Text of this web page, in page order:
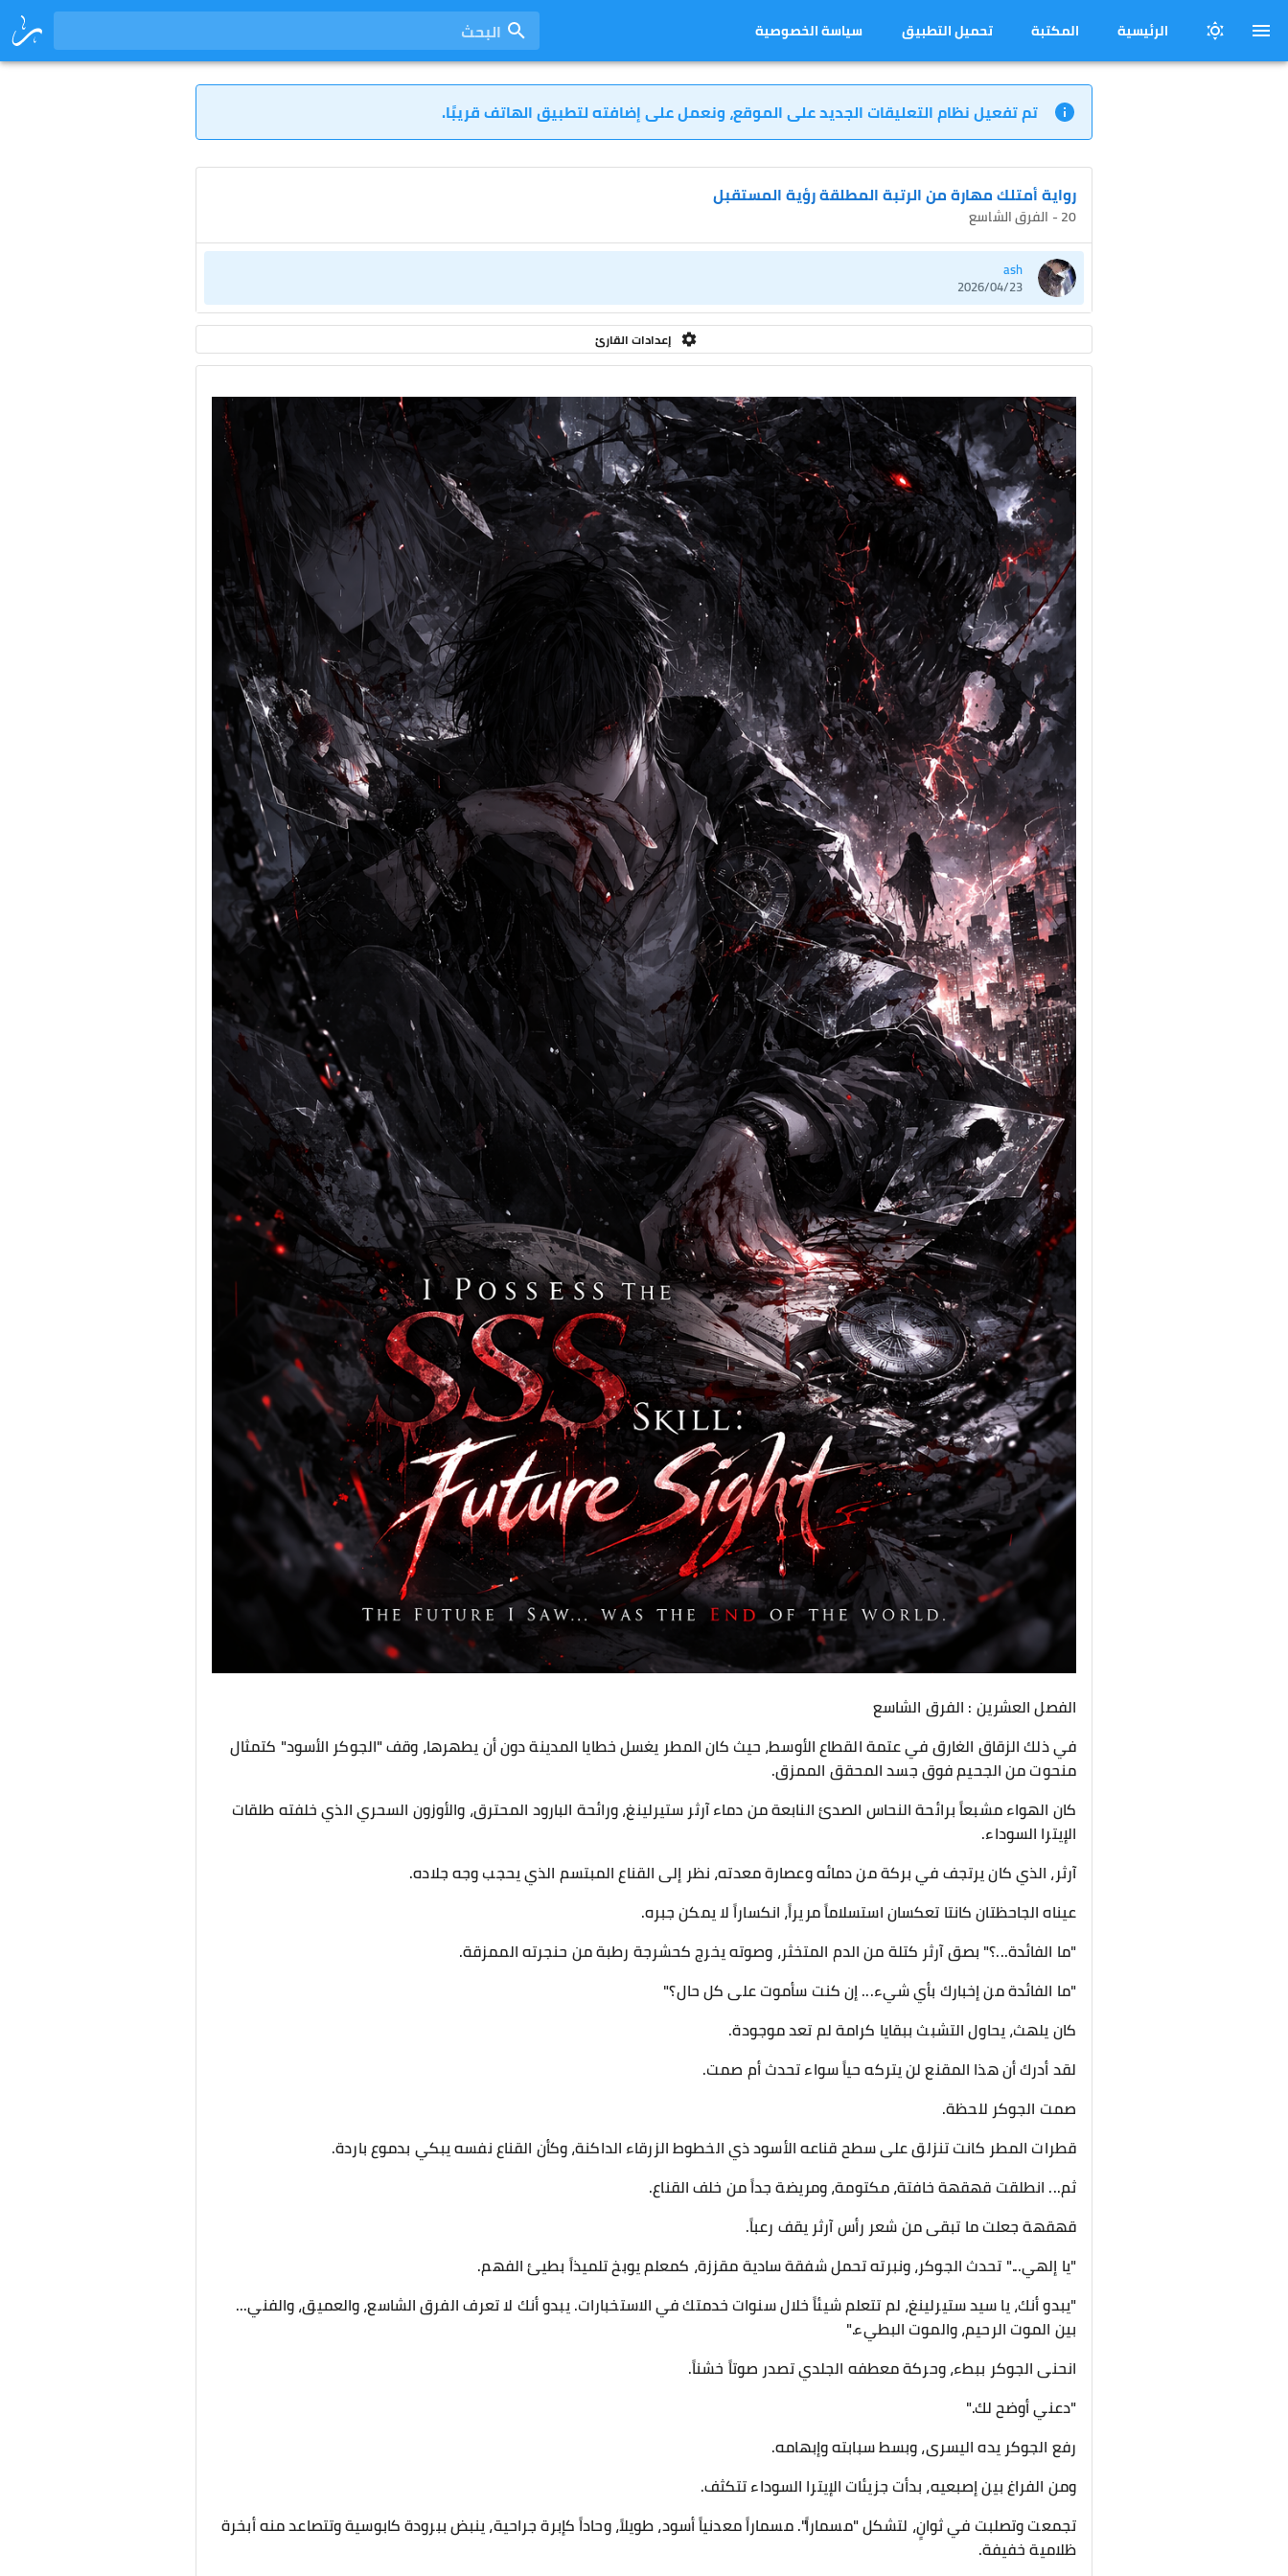
الرئيسية المكتبة تحميل التطبيق سياسة الخصوصية البحث
تم تفعيل نظام التعليقات الجديد على الموقع، ونعمل على إضافته لتطبيق الهاتف قريبًا.
رواية أمتلك مهارة من الرتبة المطلقة رؤية المستقبل
20 - الفرق الشاسع
ash
2026/04/23
إعدادات القارئ
الفصل العشرين : الفرق الشاسع
​في ذلك الزقاق الغارق في عتمة القطاع الأوسط، حيث كان المطر يغسل خطايا المدينة دون أن يطهرها، وقف "الجوكر الأسود" كتمثال
منحوت من الجحيم فوق جسد المحقق الممزق.
​كان الهواء مشبعاً برائحة النحاس الصدئ النابعة من دماء آرثر ستيرلينغ، ورائحة البارود المحترق، والأوزون السحري الذي خلفته طلقات
الإيترا السوداء.
آرثر، الذي كان يرتجف في بركة من دمائه وعصارة معدته، نظر إلى القناع المبتسم الذي يحجب وجه جلاده.
عيناه الجاحظتان كانتا تعكسان استسلاماً مريراً، انكساراً لا يمكن جبره.
​"ما الفائدة...؟" بصق آرثر كتلة من الدم المتخثر، وصوته يخرج كحشرجة رطبة من حنجرته الممزقة.
"ما الفائدة من إخبارك بأي شيء... إن كنت سأموت على كل حال؟"
​كان يلهث، يحاول التشبث ببقايا كرامة لم تعد موجودة.
لقد أدرك أن هذا المقنع لن يتركه حياً سواء تحدث أم صمت.
​صمت الجوكر للحظة.
قطرات المطر كانت تنزلق على سطح قناعه الأسود ذي الخطوط الزرقاء الداكنة، وكأن القناع نفسه يبكي بدموع باردة.
​ثم... انطلقت قهقهة خافتة، مكتومة، ومريضة جداً من خلف القناع.
قهقهة جعلت ما تبقى من شعر رأس آرثر يقف رعباً.
​"يا إلهي..." تحدث الجوكر، ونبرته تحمل شفقة سادية مقززة، كمعلم يوبخ تلميذاً بطيئ الفهم.
"يبدو أنك، يا سيد ستيرلينغ، لم تتعلم شيئاً خلال سنوات خدمتك في الاستخبارات. يبدو أنك لا تعرف الفرق الشاسع، والعميق، والفني...
بين الموت الرحيم، والموت البطيء."
​انحنى الجوكر ببطء، وحركة معطفه الجلدي تصدر صوتاً خشناً.
​"دعني أوضح لك."
​رفع الجوكر يده اليسرى، وبسط سبابته وإبهامه.
ومن الفراغ بين إصبعيه، بدأت جزيئات الإيترا السوداء تتكثف.
تجمعت وتصلبت في ثوانٍ، لتشكل "مسماراً". مسماراً معدنياً أسود، طويلاً، وحاداً كإبرة جراحية، ينبض ببرودة كابوسية وتتصاعد منه أبخرة
ظلامية خفيفة.